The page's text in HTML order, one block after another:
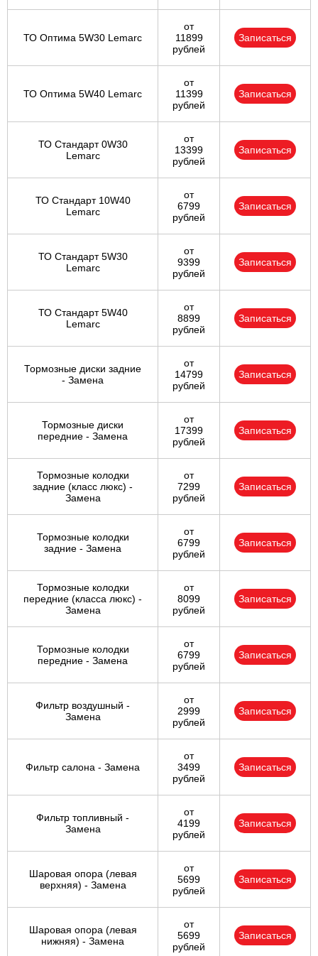
ТО Оптима 5W30 Lemarc
от
11899
рублей
Записаться
ТО Оптима 5W40 Lemarc
от
11399
рублей
Записаться
ТО Стандарт 0W30
Lemarc
от
13399
рублей
Записаться
ТО Стандарт 10W40
Lemarc
от
6799
рублей
Записаться
ТО Стандарт 5W30
Lemarc
от
9399
рублей
Записаться
ТО Стандарт 5W40
Lemarc
от
8899
рублей
Записаться
Тормозные диски задние
- Замена
от
14799
рублей
Записаться
Тормозные диски
передние - Замена
от
17399
рублей
Записаться
Тормозные колодки
задние (класс люкс) -
Замена
от
7299
рублей
Записаться
Тормозные колодки
задние - Замена
от
6799
рублей
Записаться
Тормозные колодки
передние (класса люкс) -
Замена
от
8099
рублей
Записаться
Тормозные колодки
передние - Замена
от
6799
рублей
Записаться
Фильтр воздушный -
Замена
от
2999
рублей
Записаться
Фильтр салона - Замена
от
3499
рублей
Записаться
Фильтр топливный -
Замена
от
4199
рублей
Записаться
Шаровая опора (левая
верхняя) - Замена
от
5699
рублей
Записаться
Шаровая опора (левая
нижняя) - Замена
от
5699
рублей
Записаться